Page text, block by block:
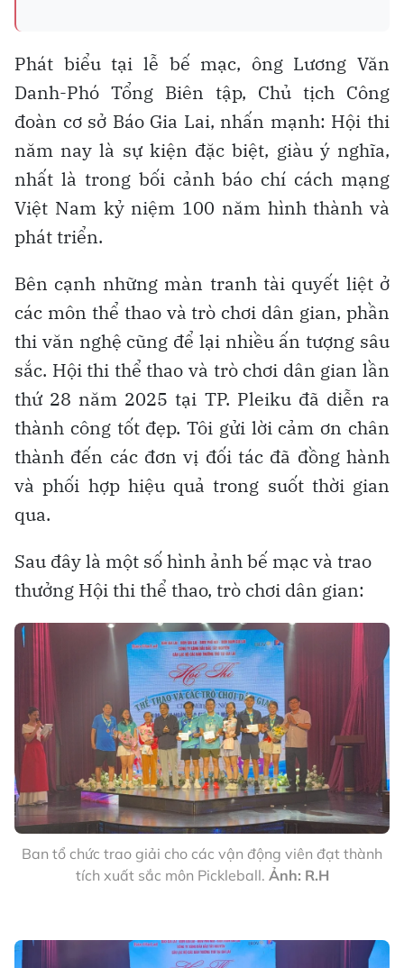
Phát biểu tại lễ bế mạc, ông Lương Văn
Danh-Phó Tổng Biên tập, Chủ tịch Công
đoàn cơ sở Báo Gia Lai, nhấn mạnh: Hội thi
năm nay là sự kiện đặc biệt, giàu ý nghĩa,
nhất là trong bối cảnh báo chí cách mạng
Việt Nam kỷ niệm 100 năm hình thành và
phát triển.
Bên cạnh những màn tranh tài quyết liệt ở
các môn thể thao và trò chơi dân gian, phần
thi văn nghệ cũng để lại nhiều ấn tượng sâu
sắc. Hội thi thể thao và trò chơi dân gian lần
thứ 28 năm 2025 tại TP. Pleiku đã diễn ra
thành công tốt đẹp. Tôi gửi lời cảm ơn chân
thành đến các đơn vị đối tác đã đồng hành
và phối hợp hiệu quả trong suốt thời gian
qua.
Sau đây là một số hình ảnh bế mạc và trao
thưởng Hội thi thể thao, trò chơi dân gian:
Ban tổ chức trao giải cho các vận động viên đạt thành
tích xuất sắc môn Pickleball. Ảnh: R.H